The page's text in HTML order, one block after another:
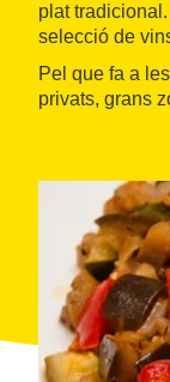
plat
selecció de
Pel que fa a
privats, grans